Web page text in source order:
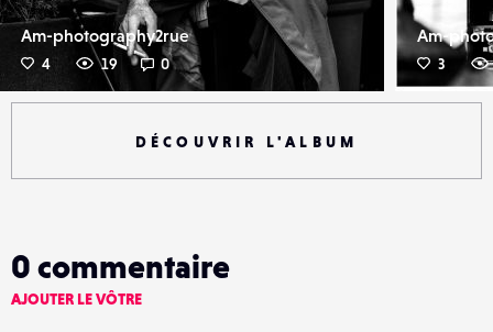
Am-photography2rue
4 19 0
Am-
3
DÉCOUVRIR L'ALBUM
0 commentaire
AJOUTER LE VÔTRE